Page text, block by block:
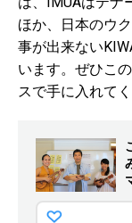
ほか、日本のウ
事が出来ない
います。ぜひこ
スで手に入れてく